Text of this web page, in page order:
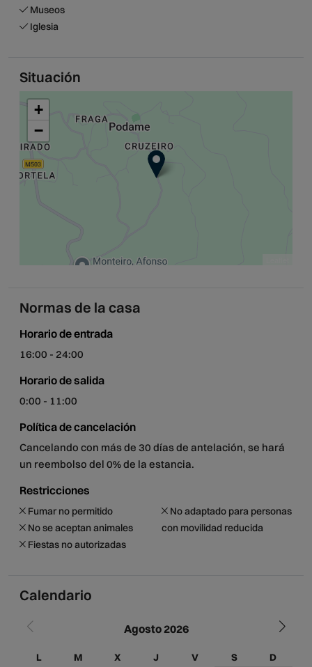
Museos
Iglesia
Situación
+
−
Normas de la casa
Horario de entrada
16:00 - 24:00
Horario de salida
0:00 - 11:00
Política de cancelación
Cancelando con más de 30 días de antelación, se hará
un reembolso del 0% de la estancia.
Restricciones
Fumar no permitido
No se aceptan animales
Fiestas no autorizadas
No adaptado para personas
con movilidad reducida
Calendario
Agosto 2026
L M X J V S
D